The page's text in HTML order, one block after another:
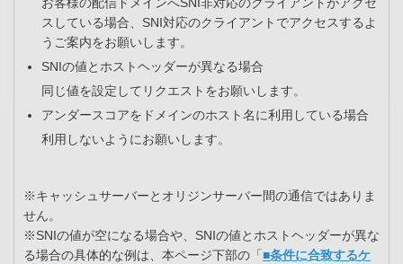
お客様の配信ドメインへSNI非対応のクライアントがアクセ
スしている場合、SNI対応のクライアントでアクセスするよ
うご案内をお願いします。
SNIの値とホストヘッダーが異なる場合
同じ値を設定してリクエストをお願いします。
アンダースコアをドメインのホスト名に利用している場合
利用しないようにお願いします。
※キャッシュサーバーとオリジンサーバー間の通信ではありま
せん。
※SNIの値が空になる場合や、SNIの値とホストヘッダーが異な
る場合の具体的な例は、本ページ下部の「 ■条件に合致するケ